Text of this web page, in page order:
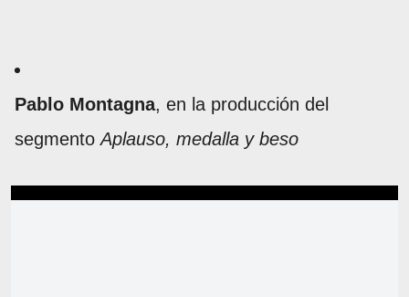
Pablo Montagna, en la producción del
segmentoAplauso, medalla y beso